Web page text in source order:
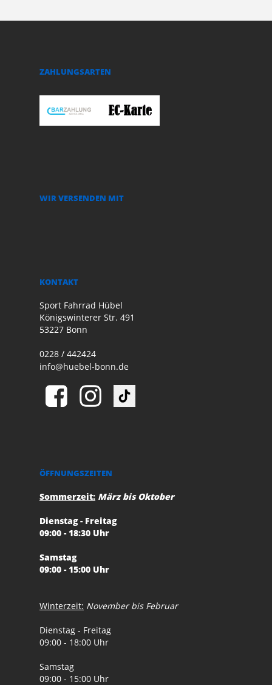
ZAHLUNGSARTEN
WIR VERSENDEN MIT
KONTAKT
Sport Fahrrad Hübel
Königswinterer Str. 491
53227 Bonn
0228 / 442424
info@huebel-bonn.de
ÖFFNUNGSZEITEN
Sommerzeit: März bis Oktober
Dienstag - Freitag
09:00 - 18:30 Uhr
Samstag
09:00 - 15:00 Uhr
Winterzeit: November bis Februar
Dienstag - Freitag
09:00 - 18:00 Uhr
Samstag
09:00 - 15:00 Uhr